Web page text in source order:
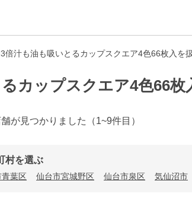
倍汁も油も吸いとるカップスクエア4色66枚入を
カップスクエア4色66枚
が見つかりました （1~9件目）
村を選ぶ
葉区 仙台市宮城野区 仙台市泉区 気仙沼市